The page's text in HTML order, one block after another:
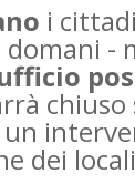
i
-
chiuso
dei